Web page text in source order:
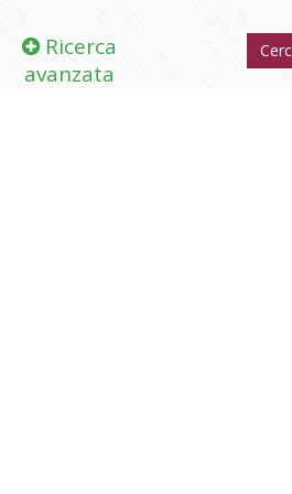
Ricerca
avanzata